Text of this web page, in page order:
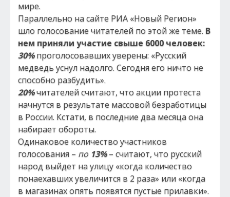
мире.
Параллельно на сайте РИА «Новый Регион»
шло голосование читателей по этой же теме. В
нем приняли участие свыше 6000 человек:
30%проголосовавших уверены: «Русский
медведь уснул надолго. Сегодня его ничто не
способно разбудить».
20%читателей считают, что акции протеста
начнутся в результате массовой безработицы
в России. Кстати, в последние два месяца она
набирает обороты.
Одинаковое количество участников
голосования – по 13%– считают, что русский
народ выйдет на улицу «когда количество
понаехавших увеличится в 2 раза» или «когда
в магазинах опять появятся пустые прилавки».